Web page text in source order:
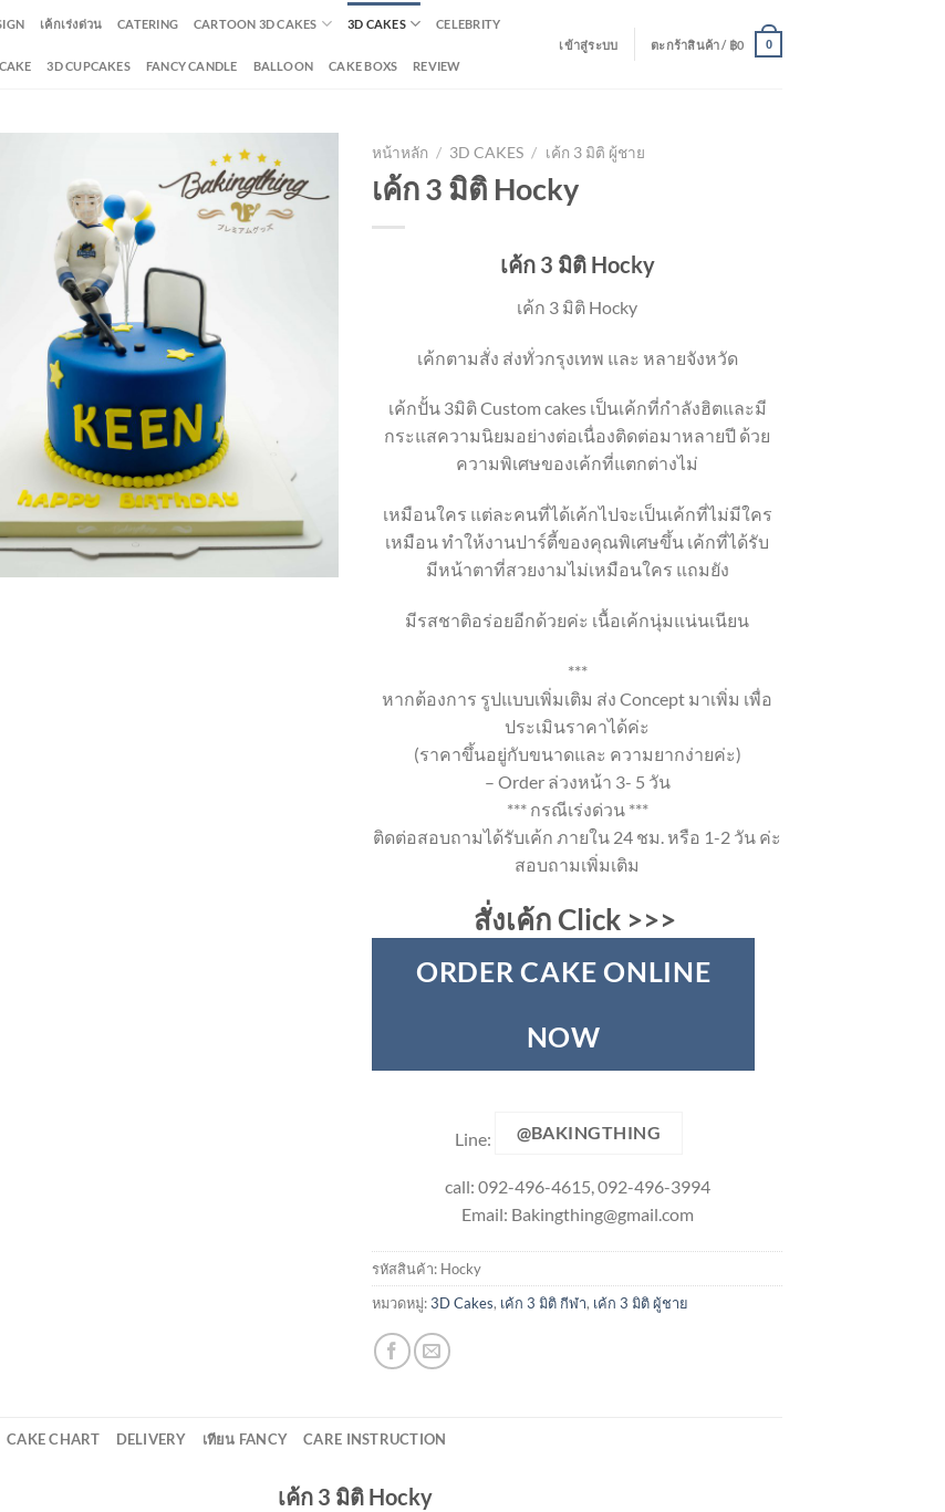
เค้กเร่งด่วน CATERING CARTOON 3D CAKES 3D CAKES CELEBRITY
3D CUPCAKES FANCY CANDLE BALLOON CAKE BOXS REVIEW
เข้าสู่ระบบ ตะกร้าสินค้า / ฿0 0
หน้าหลัก / 3D CAKES / เค้ก 3 มิติ ผู้ชาย
เค้ก 3 มิติ Hocky
เค้ก 3 มิติ Hocky
เค้ก 3 มิติ Hocky
เค้กตามสั่ง ส่งทั่วกรุงเทพ และ หลายจังหวัด
เค้กปั้น 3มิติ Custom cakes เป็นเค้กที่กำลังฮิตและมี
กระแสความนิยมอย่างต่อเนื่องติดต่อมาหลายปี ด้วย
ความพิเศษของเค้กที่แตกต่างไม่
เหมือนใคร แต่ละคนที่ได้เค้กไปจะเป็นเค้กที่ไม่มีใคร
เหมือน ทำให้งานปาร์ตี้ของคุณพิเศษขึ้น เค้กที่ได้รับ
มีหน้าตาที่สวยงามไม่เหมือนใคร แถมยัง
มีรสชาติอร่อยอีกด้วยค่ะ เนื้อเค้กนุ่มแน่นเนียน
***
หากต้องการ รูปแบบเพิ่มเติม ส่ง Concept มาเพิ่ม เพื่อ
ประเมินราคาได้ค่ะ
(ราคาขึ้นอยู่กับขนาดและ ความยากง่ายค่ะ)
– Order ล่วงหน้า 3- 5 วัน
*** กรณีเร่งด่วน ***
ติดต่อสอบถามได้รับเค้ก ภายใน 24 ชม. หรือ 1-2 วัน ค่ะ
สอบถามเพิ่มเติม
สั่งเค้ก Click >>>
ORDER CAKE ONLINE
NOW
Line: @BAKINGTHING
call: 092-496-4615, 092-496-3994
Email: Bakingthing@gmail.com
รหัสสินค้า: Hocky
หมวดหมู่:3D Cakes, เค้ก 3 มิติ กีฬา, เค้ก 3 มิติ ผู้ชาย
CAKE CHART DELIVERY เทียน FANCY CARE INSTRUCTION
เค้ก 3 มิติ Hocky